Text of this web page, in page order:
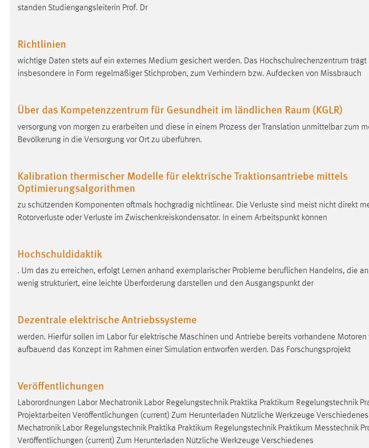
standen Studiengangsleiterin Prof. Dr
Richtlinien
wichtige Daten stets auf ein externes Medium gesichert werden. Das Hochschulrechenzentrum trägt
insbesondere in Form regelmäßiger Stichproben, zum Verhindern bzw. Aufdecken von Missbrauch
Über das Kompetenzzentrum für Gesundheit im ländlichen Raum (KGLR)
versorgung von morgen zu erarbeiten und diese in einem Prozess der Translation unmittelbar zum
Bevölkerung in die Versorgung vor Ort zu überführen.
Kalibration thermischer Modelle für elektrische Traktionsantriebe mittels
Optimierungsalgorithmen
zu schützenden Komponenten oftmals hochgradig nichtlinear. Die Verluste sind meist nicht direkt
Rotorverluste oder Verluste im Zwischenkreiskondensator. In einem Arbeitspunkt können
Hochschuldidaktik
. Um das zu erreichen, erfolgt Lernen anhand exemplarischer Probleme beruflichen Handelns, die
wenig strukturiert, eine leichte Überforderung darstellen und den Ausgangspunkt der
Dezentrale elektrische Antriebssysteme
werden. Hierfür sollen im Labor für elektrische Maschinen und Antriebe bereits vorhandene Motoren
aufbauend das Konzept im Rahmen einer Simulation entworfen werden. Das Forschungsprojekt
Veröffentlichungen
Laborordnungen Labor Mechatronik Labor Regelungstechnik Praktika Praktikum Regelungstechnik
Projektarbeiten Veröffentlichungen (current) Zum Herunterladen Nützliche Werkzeuge
Mechatronik Labor Regelungstechnik Praktika Praktikum Regelungstechnik Praktikum Messtechnik
Veröffentlichungen (current) Zum Herunterladen Nützliche Werkzeuge Verschiedenes
Name:
MibewSessionID, MIBEW_UserID,
Zweck:
nutzen zu können.
Cookie Laufzeit: MibewSessionID, mibew-chat-frame-
Jahre, MIBEW_UserID = 1 Jahr
Login
Zweck:
Dieser Cookie ist notwendig um sich an
der Website einloggen zu können.
Cookie Laufzeit: 24 Stunden
Statistik Cookies erfassen Informationen anonym.
Diese Informationen helfen uns zu verstehen, wie
unsere Besucher unsere Website nutzen.
Name: _pk_ref, _pk_cvar, _pk_id, _pk_ses
MARKETING
Marketing Cookies werden von Drittanbietern
verwendet, um personalisierte Werbung anzuzeigen.
Sie tun dies, indem sie Besucher über Websites